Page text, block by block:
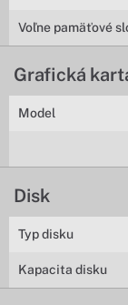
Voľne pamäťové
Grafická
Model
Disk
Typ disku
Kapacita disku